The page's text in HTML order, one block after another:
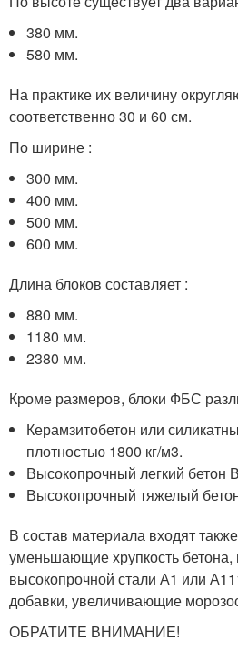
380 мм.
580 мм.
На практике их величину
соответственно 30 и 60 см.
По ширине :
300 мм.
400 мм.
500 мм.
600 мм.
Длина блоков составляет :
880 мм.
1180 мм.
2380 мм.
Кроме размеров, блоки ФБС
Керамзитобетон или
плотностью 1800 кг/м3.
Высокопрочный легкий бетон
Высокопрочный тяжелый
В состав материала входят
уменьшающие хрупкость бетона,
высокопрочной стали А1 или
добавки, увеличивающие
ОБРАТИТЕ ВНИМАНИЕ!